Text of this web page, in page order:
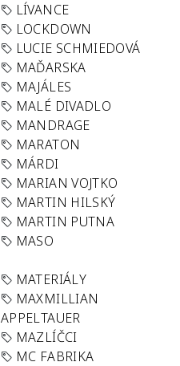
LÍVANCE
LOCKDOWN
LUCIE SCHMIEDOVÁ
MAĎARSKA
MAJÁLES
MALÉ DIVADLO
MANDRAGE
MARATON
MÁRDI
MARIAN VOJTKO
MARTIN HILSKÝ
MARTIN PUTNA
MASO
MATERIÁLY
MAXMILLIAN
APPELTAUER
MAZLÍČCI
MC FABRIKA